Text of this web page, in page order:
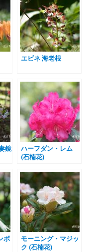
エビネ 海老根
鏡
ハーフダン・レム
(石楠花)
ボ
モーニング・マジッ
ク (石楠花)